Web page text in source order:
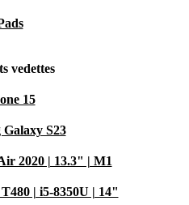
vedettes
15
Galaxy S23
2020 | 13.3" | M1
| i5-8350U | 14"